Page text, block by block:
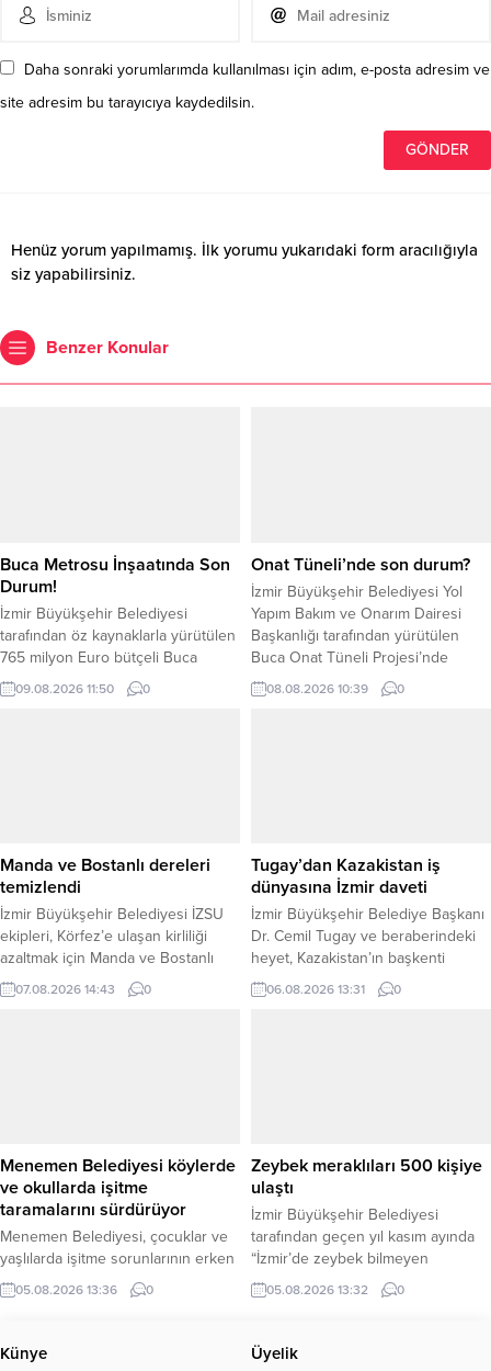
Daha sonraki yorumlarımda kullanılması için adım, e-posta adresim ve
site adresim bu tarayıcıya kaydedilsin.
Henüz yorum yapılmamış. İlk yorumu yukarıdaki form aracılığıyla
siz yapabilirsiniz.
Benzer Konular
Buca Metrosu İnşaatında Son
Durum!
İzmir Büyükşehir Belediyesi
tarafından öz kaynaklarla yürütülen
765 milyon Euro bütçeli Buca
Metrosu projesinde tünel açma ve
istasyon yapım çalışmaları devam
kadar yaklaşık 22 kilometrelik kazı
çalışması geride...
09.08.2026 11:50 0
Onat Tüneli’nde son durum?
İzmir Büyükşehir Belediyesi Yol
Yapım Bakım ve Onarım Dairesi
Başkanlığı tarafından yürütülen
Buca Onat Tüneli Projesi’nde
çalışmalar sürüyor. Konak Tüneli ile
otogar viyadükleri arasında transit
ağustos...
08.08.2026 10:39 0
Manda ve Bostanlı dereleri
temizlendi
İzmir Büyükşehir Belediyesi İZSU
ekipleri, Körfez’e ulaşan kirliliği
azaltmak için Manda ve Bostanlı
derelerinde kapsamlı temizlik yaptı.
Çalışmalar planlanandan erken
ve denize taşınan kirlilik yükünü
azaltmak amacıyla...
07.08.2026 14:43 0
Tugay’dan Kazakistan iş
dünyasına İzmir daveti
İzmir Büyükşehir Belediye Başkanı
Dr. Cemil Tugay ve beraberindeki
heyet, Kazakistan’ın başkenti
Astana’da Türkiye Cumhuriyeti
Astana Büyükelçiliği ile Kazakistan
sürdüren Başkan Tugay’a, İzmir
Büyükşehir Belediyesi...
06.08.2026 13:31 0
Menemen Belediyesi köylerde
ve okullarda işitme
taramalarını sürdürüyor
Menemen Belediyesi, çocuklar ve
yaşlılarda işitme sorunlarının erken
dönemde tespit edilmesine yönelik
odyometri testi uygulamalarını ilçe
tarafından yaklaşık bir yıldır
05.08.2026 13:36 0
Zeybek meraklıları 500 kişiye
ulaştı
İzmir Büyükşehir Belediyesi
tarafından geçen yıl kasım ayında
“İzmir’de zeybek bilmeyen
kalmasın” çağrısıyla kurulan Halk
Dansları Topluluğu, yaklaşık bir
olarak düzenlenen kurslarda her
05.08.2026 13:32 0
Künye Üyelik